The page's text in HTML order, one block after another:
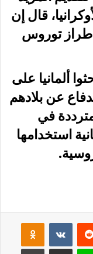
قال إن
طراز توروس
ألمانيا على
عن بلادهم
في
استخدامها
.
لاين